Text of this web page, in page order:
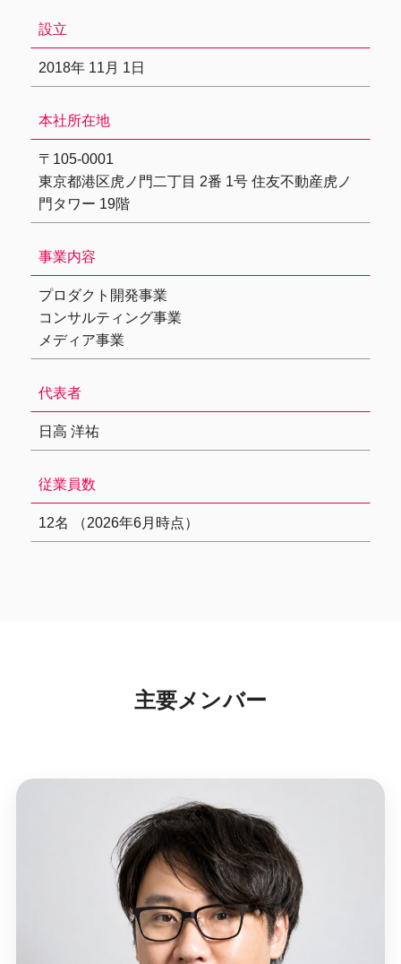
設立
2018年 11月 1日
本社所在地
〒105-0001
東京都港区虎ノ門二丁目 2番 1号 住友不動産虎ノ
門タワー 19階
事業内容
プロダクト開発事業
コンサルティング事業
メディア事業
代表者
日高 洋祐
従業員数
12名 （2026年6月時点）
主要メンバー